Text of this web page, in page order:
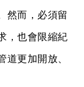
然而，必須留
，也會限縮紀
道更加開放、